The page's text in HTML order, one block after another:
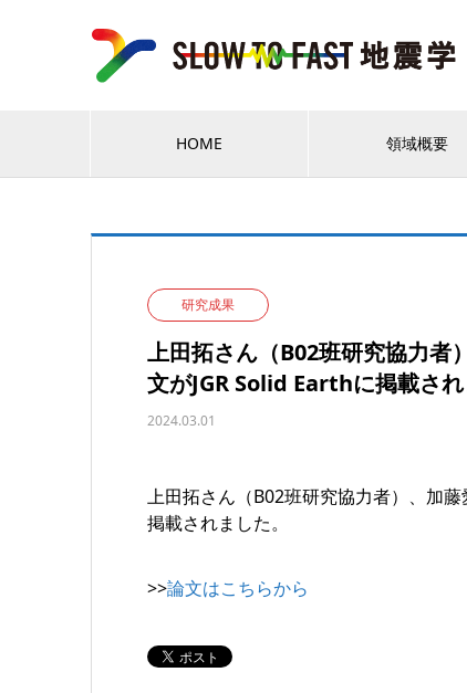
HOME 領域概要
研究成果
上田拓さん（B02班研究協力者
文がJGR Solid Earthに掲載さ
2024.03.01
上田拓さん（B02班研究協力者）、加
掲載されました。
>>論文はこちらから